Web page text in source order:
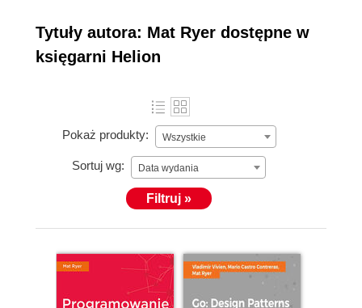
Tytuły autora: Mat Ryer dostępne w
księgarni Helion
Pokaż produkty: Wszystkie
Sortuj wg: Data wydania
Filtruj »